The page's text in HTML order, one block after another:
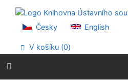
Přejít na menu
Prohlášení o webové
Česky English
V košíku (0)